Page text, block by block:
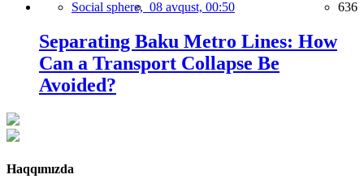
Social sphere, 08 avqust, 00:50 636
Separating Baku Metro Lines: How
Can a Transport Collapse Be
Avoided?
Haqqımızda